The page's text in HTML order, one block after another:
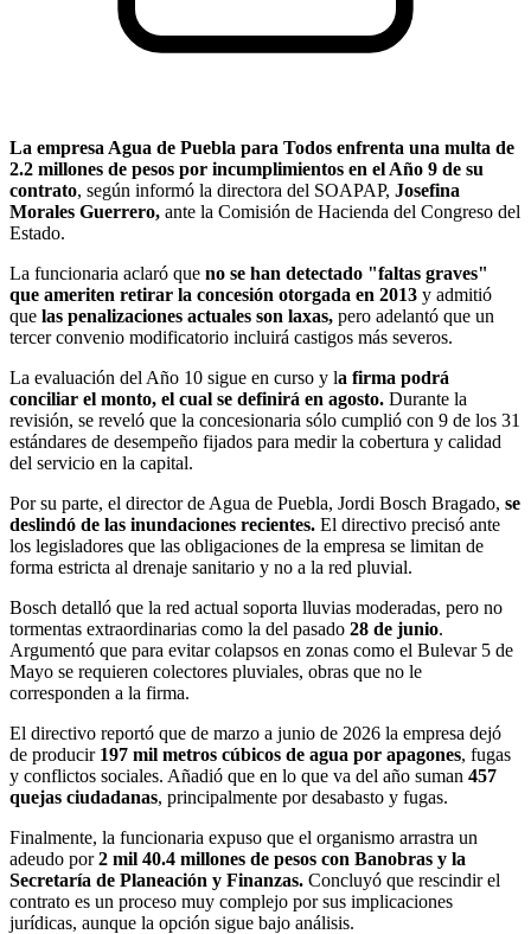
La empresa Agua de Puebla para Todos enfrenta una multa de
2.2 millones de pesos por incumplimientos en el Año 9 de su
contrato, según informó la directora del SOAPAP, Josefina
Morales Guerrero, ante la Comisión de Hacienda del Congreso del
Estado.
La funcionaria aclaró que no se han detectado "faltas graves"
que ameriten retirar la concesión otorgada en 2013 y admitió
que las penalizaciones actuales son laxas, pero adelantó que un
tercer convenio modificatorio incluirá castigos más severos.
La evaluación del Año 10 sigue en curso y la firma podrá
conciliar el monto, el cual se definirá en agosto. Durante la
revisión, se reveló que la concesionaria sólo cumplió con 9 de los 31
estándares de desempeño fijados para medir la cobertura y calidad
del servicio en la capital.
Por su parte, el director de Agua de Puebla, Jordi Bosch Bragado, se
deslindó de las inundaciones recientes. El directivo precisó ante
los legisladores que las obligaciones de la empresa se limitan de
forma estricta al drenaje sanitario y no a la red pluvial.
Bosch detalló que la red actual soporta lluvias moderadas, pero no
tormentas extraordinarias como la del pasado 28 de junio.
Argumentó que para evitar colapsos en zonas como el Bulevar 5 de
Mayo se requieren colectores pluviales, obras que no le
corresponden a la firma.
El directivo reportó que de marzo a junio de 2026 la empresa dejó
de producir197 mil metros cúbicos de agua por apagones, fugas
y conflictos sociales. Añadió que en lo que va del año suman 457
quejas ciudadanas, principalmente por desabasto y fugas.
Finalmente, la funcionaria expuso que el organismo arrastra un
adeudo por2 mil 40.4 millones de pesos con Banobras y la
Secretaría de Planeación y Finanzas. Concluyó que rescindir el
contrato es un proceso muy complejo por sus implicaciones
jurídicas, aunque la opción sigue bajo análisis.